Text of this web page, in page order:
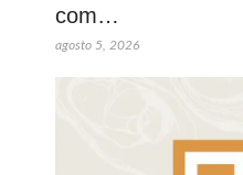
com…
agosto 5, 2026